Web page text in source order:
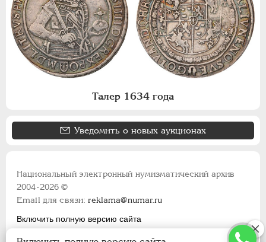
Талер 1634 года
Уведомить о новых аукционах
Национальный электронный нумизматический архив
2004-2026 ©
Email для связи:reklama@numar.ru
Включить полную версию сайта